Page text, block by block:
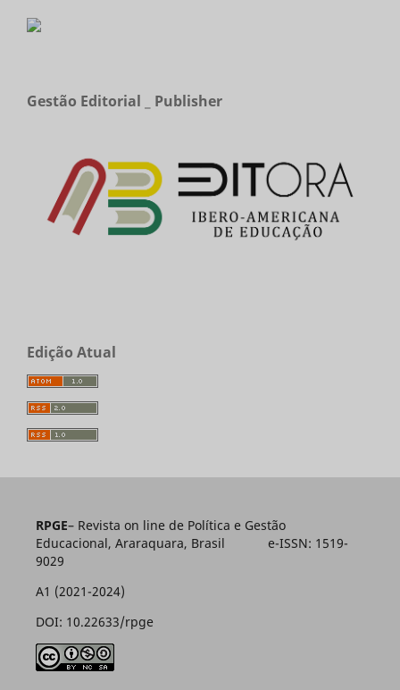
Gestão Editorial _ Publisher
Edição Atual
RPGE– Revista on line de Política e Gestão
Educacional, Araraquara, Brasil e-ISSN: 1519-
9029
A1 (2021-2024)
DOI: 10.22633/rpge